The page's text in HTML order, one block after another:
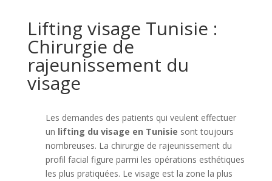
Lifting visage Tunisie :
Chirurgie de
rajeunissement du
visage
Les demandes des patients qui veulent effectuer
un lifting du visage en Tunisie sont toujours
nombreuses. La chirurgie de rajeunissement du
profil facial figure parmi les opérations esthétiques
les plus pratiquées. Le visage est la zone la plus